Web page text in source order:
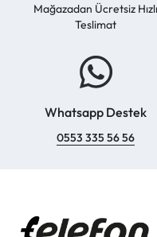
Mağazadan Ücretsiz Hızlı
Teslimat
Whatsapp Destek
0553 335 56 56